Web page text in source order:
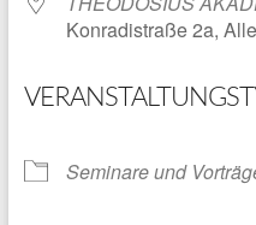
Konradistraße 2a,
Seminare und